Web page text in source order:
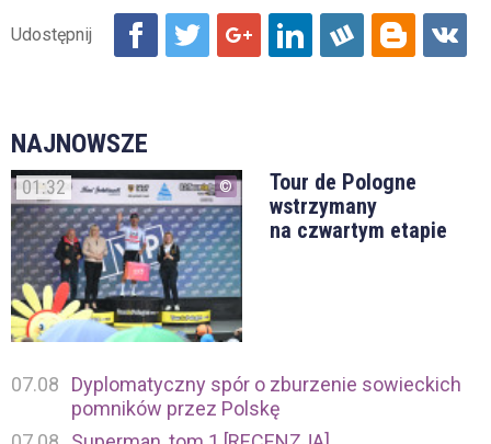
NAJNOWSZE
01:32
Tour de Pologne
wstrzymany
na czwartym etapie
07.08
Dyplomatyczny spór o zburzenie sowieckich
pomników przez Polskę